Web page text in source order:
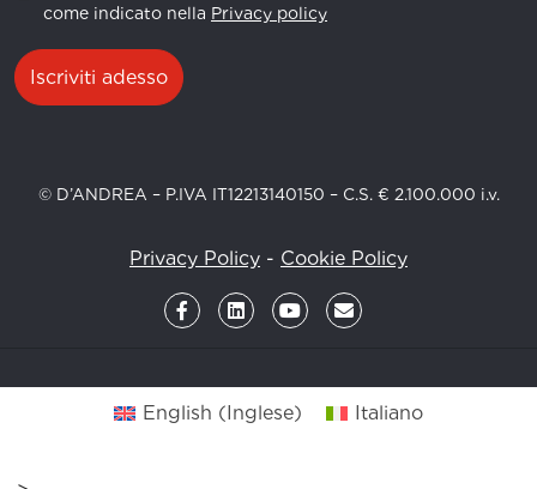
come indicato nella Privacy policy
Iscriviti adesso
© D’ANDREA – P.IVA IT12213140150 – C.S. € 2.100.000 i.v.
Privacy Policy - Cookie Policy
English (Inglese) Italiano